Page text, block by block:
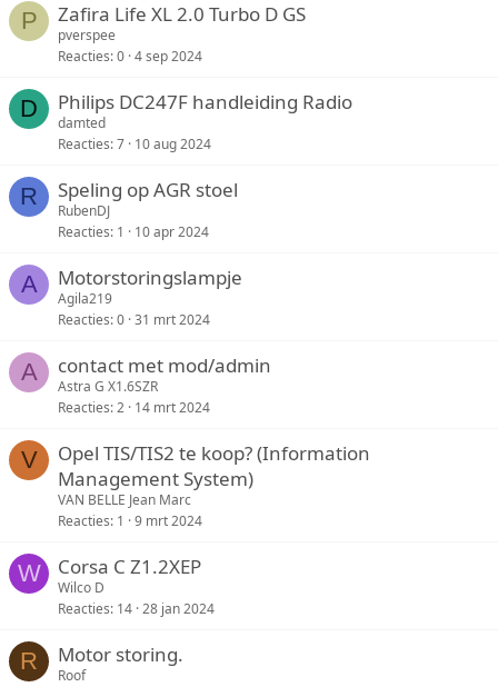
P Zafira Life XL 2.0 Turbo D GS
pverspee
Reacties 0 4 sep 2024
D Philips DC247F handleiding Radio
damted
Reacties 7 10 aug 2024
R Speling op AGR stoel
RubenDJ
Reacties 1 10 apr 2024
A Motorstoringslampje
Agila219
Reacties 0 31 mrt 2024
A contact met mod/admin
Astra G X1.6SZR
Reacties 2 14 mrt 2024
V
Opel TIS/TIS2 te koop? (Information
Management System)
VAN BELLE Jean Marc
Reacties 1 9 mrt 2024
W Corsa C Z1.2XEP
Wilco D
Reacties 14 28 jan 2024
R Motor storing.
Roof